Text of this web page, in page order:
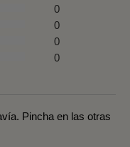
0
0
0
0
Pincha en las otras